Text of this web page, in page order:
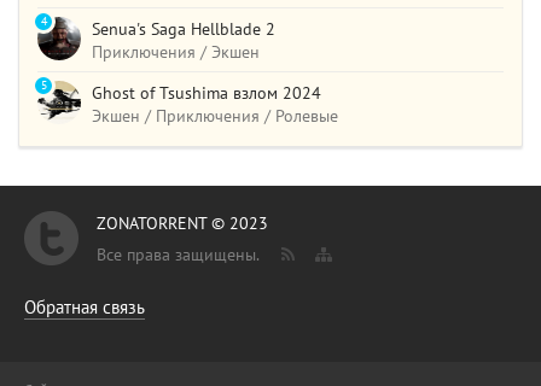
Senua's Saga Hellblade 2
Приключения / Экшен
4
Ghost of Tsushima взлом 2024
Экшен / Приключения / Ролевые
5
ZONATORRENT © 2023
Все права защищены.
Обратная связь